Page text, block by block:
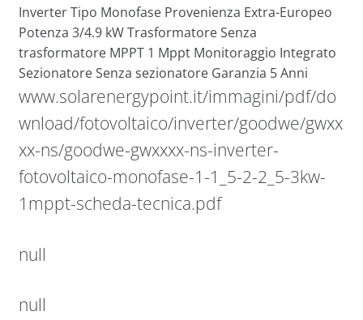
Inverter Tipo Monofase Provenienza Extra-Europeo
Potenza 3/4.9 kW Trasformatore Senza
trasformatore MPPT 1 Mppt Monitoraggio Integrato
Sezionatore Senza sezionatore Garanzia 5 Anni
www.solarenergypoint.it/immagini/pdf/do
wnload/fotovoltaico/inverter/goodwe/gwxx
xx-ns/goodwe-gwxxxx-ns-inverter-
fotovoltaico-monofase-1-1_5-2-2_5-3kw-
1mppt-scheda-tecnica.pdf
null
null